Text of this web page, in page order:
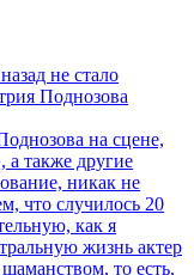
не стало
Поднозова
на сцене,
а также другие
никак не
что случилось 20
как я
жизнь актер
то есть,